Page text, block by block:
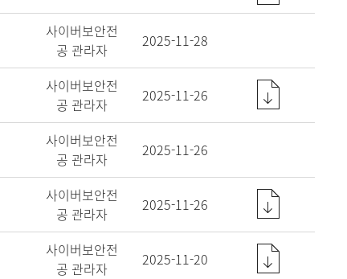
사이버보안전
공 관라자
2025-11-28
사이버보안전
공 관라자
2025-11-26
사이버보안전
공 관라자
2025-11-26
사이버보안전
공 관라자
2025-11-26
사이버보안전
공 관라자
2025-11-20